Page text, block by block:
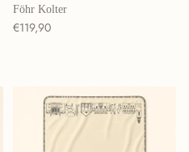
Föhr Kolter
Normaler Preis
€119,90